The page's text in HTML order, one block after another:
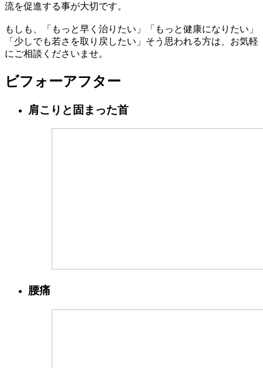
流を促進する事が大切です。
もしも、「もっと早く治りたい」「もっと健康になりたい」
「少しでも若さを取り戻したい」そう思われる方は、お気軽
にご相談くださいませ。
ビフォーアフター
肩こりと固まった首
腰痛